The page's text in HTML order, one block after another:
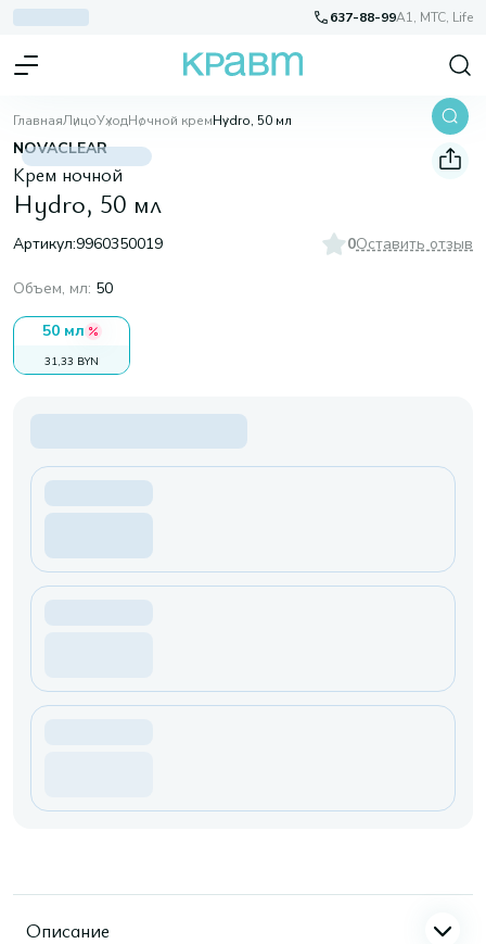
637-88-99A1, МТС, Life
ГлавнаяЛицоУходНочной кремHydro, 50 мл
NOVACLEAR
Крем ночной
Hydro, 50 мл
Артикул:9960350019 0Оставить отзыв
Объем, мл: 50
50 мл
31,33 BYN
Описание